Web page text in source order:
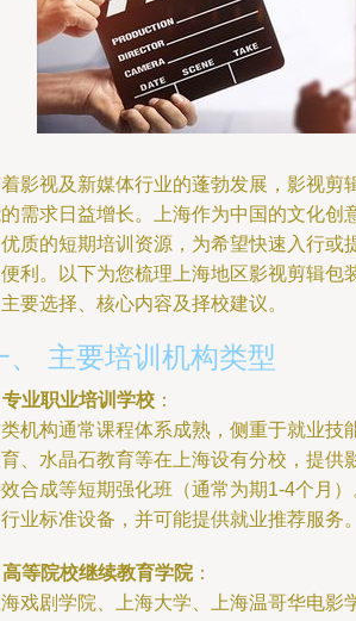
影视及新媒体行业的蓬勃发展，影视剪
需求日益增长。上海作为中国的文化创
质的短期培训资源，为希望快速入行或
利。以下为您梳理上海地区影视剪辑包
要选择、核心内容及择校建议。
、 主要培训机构类型
专业职业培训学校 ：
机构通常课程体系成熟，侧重于就业技
、水晶石教育等在上海设有分校，提供
合成等短期强化班（通常为期1-4个月
业标准设备，并可能提供就业推荐服务。
高等院校继续教育学院：
戏剧学院、上海大学、上海温哥华电影